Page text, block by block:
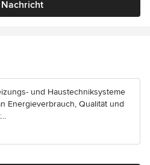
Nachricht
und Haustechniksysteme
Energieverbrauch, Qualität und